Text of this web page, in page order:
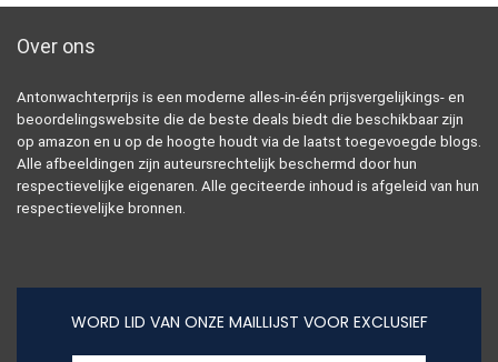
Over ons
Antonwachterprijs is een moderne alles-in-één prijsvergelijkings- en
beoordelingswebsite die de beste deals biedt die beschikbaar zijn
op amazon en u op de hoogte houdt via de laatst toegevoegde blogs.
Alle afbeeldingen zijn auteursrechtelijk beschermd door hun
respectievelijke eigenaren. Alle geciteerde inhoud is afgeleid van hun
respectievelijke bronnen.
WORD LID VAN ONZE MAILLIJST VOOR EXCLUSIEF